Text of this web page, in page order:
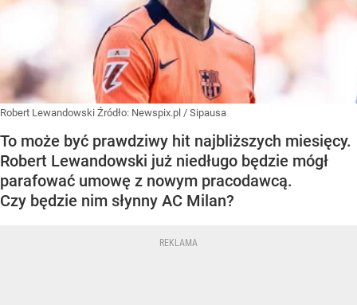
Robert Lewandowski Źródło: Newspix.pl / Sipausa
To może być prawdziwy hit najbliższych miesięcy.
Robert Lewandowski już niedługo będzie mógł
parafować umowę z nowym pracodawcą.
Czy będzie nim słynny AC Milan?